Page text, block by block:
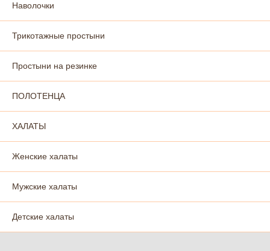
Наволочки
Трикотажные простыни
Простыни на резинке
ПОЛОТЕНЦА
ХАЛАТЫ
Женские халаты
Мужские халаты
Детские халаты